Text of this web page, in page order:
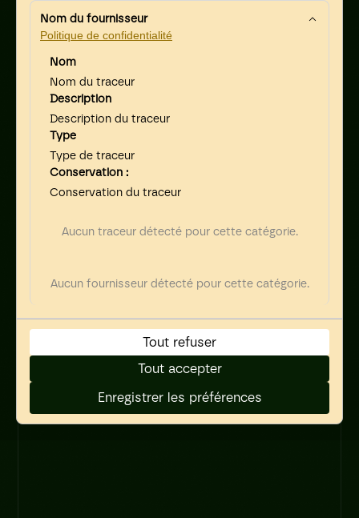
Nom du fournisseur
Politique de confidentialité
Nom
Nom du traceur
Description
Description du traceur
Type
Type de traceur
Conservation :
Conservation du traceur
Aucun traceur détecté pour cette catégorie.
Aucun fournisseur détecté pour cette catégorie.
Tout refuser
Tout accepter